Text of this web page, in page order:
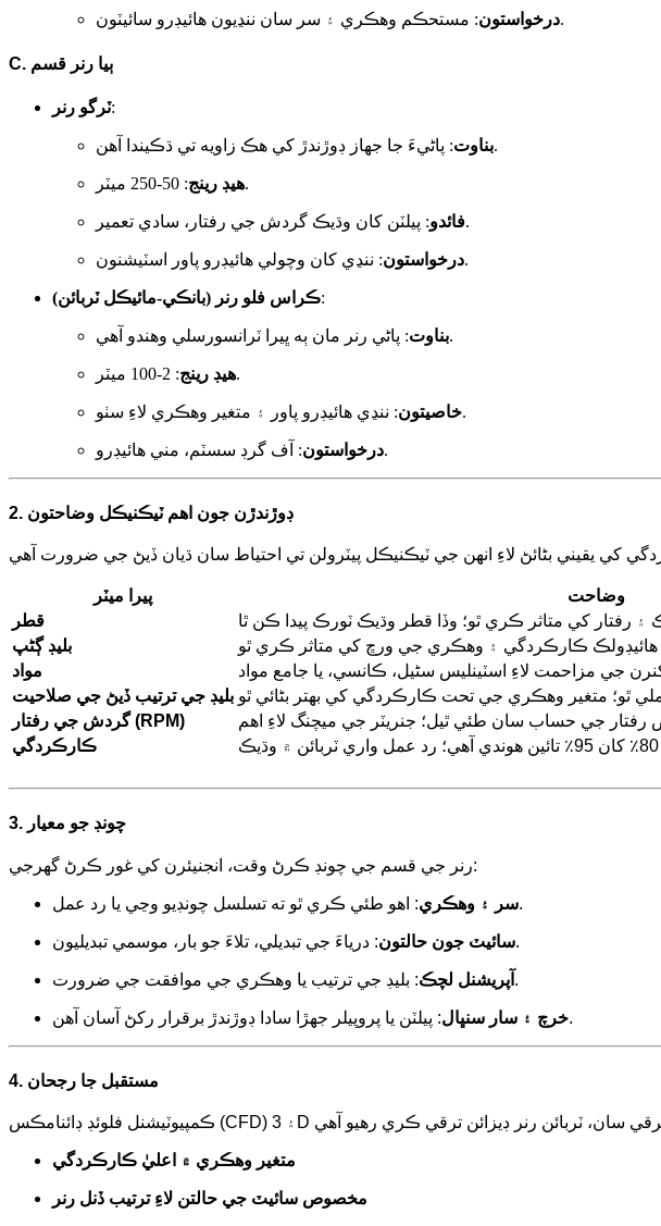
درخواستون: مستحڪم وهڪري ۽ سر سان ننڍيون هائيڊرو سائيٽون.
C. ٻيا رنر قسم
ٽرگو رنر:
بناوت: پاڻيءَ جا جهاز ڊوڙندڙ کي هڪ زاويه تي ڌڪيندا آهن.
هيڊ رينج: 50-250 ميٽر.
فائدو: پيلٽن کان وڌيڪ گردش جي رفتار، سادي تعمير.
درخواستون: ننڍي کان وچولي هائيڊرو پاور اسٽيشنون.
ڪراس فلو رنر (بانڪي-مائيڪل ٽربائن):
بناوت: پاڻي رنر مان ٻه ڀيرا ٽرانسورسلي وهندو آهي.
هيڊ رينج: 2-100 ميٽر.
خاصيتون: ننڍي هائيڊرو پاور ۽ متغير وهڪري لاءِ سٺو.
درخواستون: آف گرڊ سسٽم، مني هائيڊرو.
2. ڊوڙندڙن جون اهم ٽيڪنيڪل وضاحتون
پيرا ميٽر
وضاحت
قطر
بليڊ ڳڻپ
مواد
بليڊ جي ترتيب ڏيڻ جي صلاحيت
گردش جي رفتار (RPM)
ڪارڪردگي
3. چونڊ جو معيار
رنر جي قسم جي چونڊ ڪرڻ وقت، انجنيئرن کي غور ڪرڻ گهرجي:
سر ۽ وهڪري: اهو طئي ڪري ٿو ته تسلسل چونڊيو وڃي يا رد عمل.
سائيٽ جون حالتون: درياءَ جي تبديلي، تلاءَ جو بار، موسمي تبديليون.
آپريشنل لچڪ : بليڊ جي ترتيب يا وهڪري جي موافقت جي ضرورت.
خرچ ۽ سار سنڀال: پيلٽن يا پروپيلر جهڙا سادا ڊوڙندڙ برقرار رکڻ آسان آهن.
4. مستقبل جا رجحان
متغير وهڪري ۾ اعليٰ ڪارڪردگي
مخصوص سائيٽ جي حالتن لاءِ ترتيب ڏنل رنر